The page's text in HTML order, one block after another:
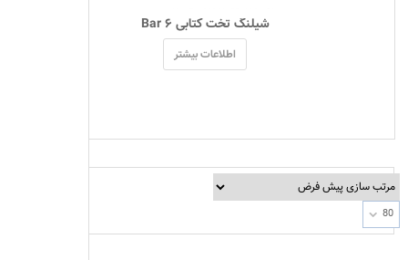
شیلنگ تخت کتابی ۶ Bar
اطلاعات بیشتر
80